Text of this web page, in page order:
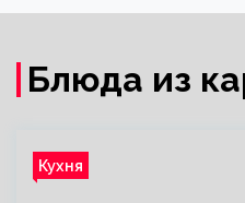
Блюда из
Кухня